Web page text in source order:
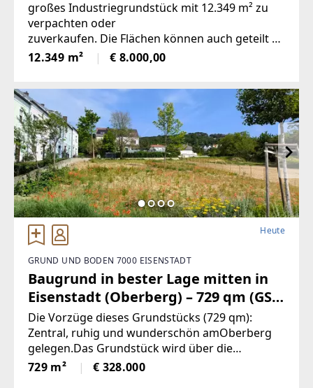
Businesspark, Kauf oder Miete
(Provisionsfrei)
großes Industriegrundstück mit 12.349 m² zu
verpachten oder
zuverkaufen. Die Flächen können auch geteilt w
erden - je nach Bedarf ... Preis nach Vereinbarun
g bzw. je nach Fläche.
12.349 m² € 8.000,00
Heute
GRUND UND BODEN 7000 EISENSTADT
Baugrund in bester Lage mitten in
Eisenstadt (Oberberg) – 729 qm (GST
3474/2, KG 30008) (Provisionsfrei)
Die Vorzüge dieses Grundstücks (729 qm):
Zentral, ruhig und wunderschön amOberberg
gelegen.Das Grundstück wird über die
Immobilienplattform von ARU Immobilien
angeboten - Sie zahlen jedoch keinerlei
729 m² € 328.000